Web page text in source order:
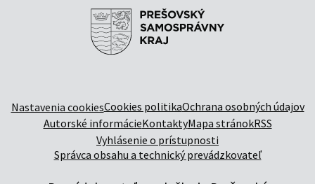
Nastavenia cookiesCookies politikaOchrana osobných údajov
Autorské informácieKontaktyMapa stránokRSS
Vyhlásenie o prístupnosti
Správca obsahu a technický prevádzkovateľ